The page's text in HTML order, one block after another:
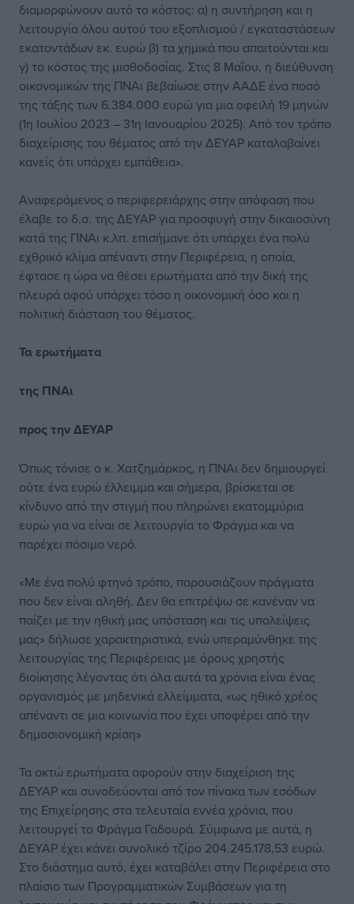
διαμορφώνουν αυτό το κόστος: α) η συντήρηση και η
λειτουργία όλου αυτού του εξοπλισμού / εγκαταστάσεων
εκατοντάδων εκ. ευρώ β) τα χημικά που απαιτούνται και
γ) το κόστος της μισθοδοσίας. Στις 8 Μαΐου, η διεύθυνση
οικονομικών της ΠΝΑι βεβαίωσε στην ΑΑΔΕ ένα ποσό
της τάξης των 6.384.000 ευρώ για μια οφειλή 19 μηνών
(1η Ιουλίου 2023 – 31η Ιανουαρίου 2025). Από τον τρόπο
διαχείρισης του θέματος από την ΔΕΥΑΡ καταλαβαίνει
κανείς ότι υπάρχει εμπάθεια».
Αναφερόμενος ο περιφερειάρχης στην απόφαση που
έλαβε το δ.σ. της ΔΕΥΑΡ για προσφυγή στην δικαιοσύνη
κατά της ΠΝΑι κ.λπ. επισήμανε ότι υπάρχει ένα πολύ
εχθρικό κλίμα απέναντι στην Περιφέρεια, η οποία,
έφτασε η ώρα να θέσει ερωτήματα από την δική της
πλευρά αφού υπάρχει τόσο η οικονομική όσο και η
πολιτική διάσταση του θέματος.
Τα ερωτήματα
της ΠΝΑι
προς την ΔΕΥΑΡ
Όπως τόνισε ο κ. Χατζημάρκος, η ΠΝΑι δεν δημιουργεί
ούτε ένα ευρώ έλλειμμα και σήμερα, βρίσκεται σε
κίνδυνο από την στιγμή που πληρώνει εκατομμύρια
ευρώ για να είναι σε λειτουργία το Φράγμα και να
παρέχει πόσιμο νερό.
«Με ένα πολύ φτηνό τρόπο, παρουσιάζουν πράγματα
που δεν είναι αληθή. Δεν θα επιτρέψω σε κανέναν να
παίζει με την ηθική μας υπόσταση και τις υπολείψεις
μας» δήλωσε χαρακτηριστικά, ενώ υπεραμύνθηκε της
λειτουργίας της Περιφέρειας με όρους χρηστής
διοίκησης λέγοντας ότι όλα αυτά τα χρόνια είναι ένας
οργανισμός με μηδενικά ελλείμματα, «ως ηθικό χρέος
απέναντι σε μια κοινωνία που έχει υποφέρει από την
δημοσιονομική κρίση»
Τα οκτώ ερωτήματα αφορούν στην διαχείριση της
ΔΕΥΑΡ και συνοδεύονται από τον πίνακα των εσόδων
της Επιχείρησης στα τελευταία εννέα χρόνια, που
λειτουργεί το Φράγμα Γαδουρά. Σύμφωνα με αυτά, η
ΔΕΥΑΡ έχει κάνει συνολικό τζίρο 204.245.178,53 ευρώ.
Στο διάστημα αυτό, έχει καταβάλει στην Περιφέρεια στο
πλαίσιο των Προγραμματικών Συμβάσεων για τη